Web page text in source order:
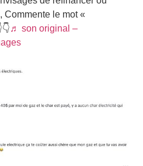
Commente le mot «
♬ son original –